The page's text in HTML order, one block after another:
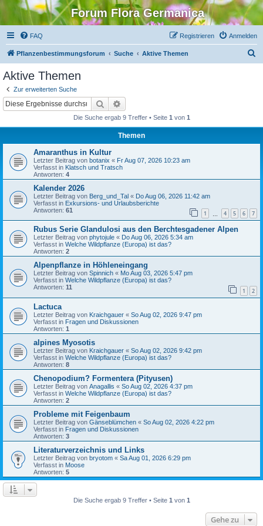
Forum Flora Germanica
FAQ Anmelden
Registrieren
Pflanzenbestimmungsforum Suche Aktive Themen
Aktive Themen
Zur erweiterten Suche
Suche
Die Suche ergab 9 Treffer • Seite 1 von 1
Themen
Amaranthus in Kultur
Letzter Beitrag von botanix « Fr Aug 07, 2026 10:23 am
Verfasst in Klatsch und Tratsch
Antworten: 4
Kalender 2026
Letzter Beitrag von Berg_und_Tal « Do Aug 06, 2026 11:42 am
Verfasst in Exkursions- und Urlaubsberichte
Antworten: 61 1 4 5 6 7
Rubus Serie Glandulosi aus den Berchtesgadener Alpen
Letzter Beitrag von phytojule « Do Aug 06, 2026 5:34 am
Verfasst in Welche Wildpflanze (Europa) ist das?
Antworten: 2
Alpenpflanze in Höhleneingang
Letzter Beitrag von Spinnich « Mo Aug 03, 2026 5:47 pm
Verfasst in Welche Wildpflanze (Europa) ist das?
Antworten: 11 1 2
Lactuca
Letzter Beitrag von Kraichgauer « So Aug 02, 2026 9:47 pm
Verfasst in Fragen und Diskussionen
Antworten: 1
alpines Myosotis
Letzter Beitrag von Kraichgauer « So Aug 02, 2026 9:42 pm
Verfasst in Welche Wildpflanze (Europa) ist das?
Antworten: 8
Chenopodium? Formentera (Pityusen)
Letzter Beitrag von Anagallis « So Aug 02, 2026 4:37 pm
Verfasst in Welche Wildpflanze (Europa) ist das?
Antworten: 2
Probleme mit Feigenbaum
Letzter Beitrag von Gänseblümchen « So Aug 02, 2026 4:22 pm
Verfasst in Fragen und Diskussionen
Antworten: 3
Literaturverzeichnis und Links
Letzter Beitrag von bryotom « Sa Aug 01, 2026 6:29 pm
Verfasst in Moose
Antworten: 5
Die Suche ergab 9 Treffer • Seite 1 von 1
Gehe zu